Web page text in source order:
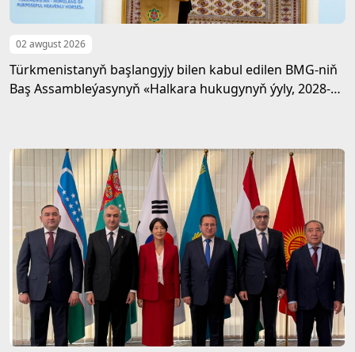
02 awgust 2026
Türkmenistanyň başlangyjy bilen kabul edilen BMG-niň
Baş Assambleýasynyň «Halkara hukugynyň ýyly, 2028-nji